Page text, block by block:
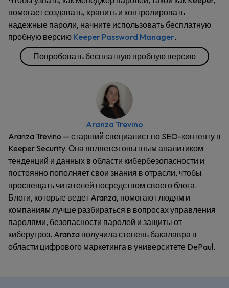
помогает создавать, хранить и контролировать
надежные пароли, начните использовать бесплатную
пробную версию Keeper Password Manager.
Попробовать бесплатную пробную версию
Aranza Trevino
Aranza Trevino — старший специалист по SEO-контенту в
Keeper Security. Она является опытным аналитиком
тенденций и данных в области кибербезопасности и
постоянно пополняет свои знания в отрасли, чтобы
просвещать читателей посредством своего блога.
Блоги, которые ведет Aranza, помогают людям и
компаниям лучше разбираться в вопросах управления
паролями, безопасности паролей и защиты от
киберугроз. Aranza получила степень бакалавра в
области цифрового маркетинга в университете DePaul.